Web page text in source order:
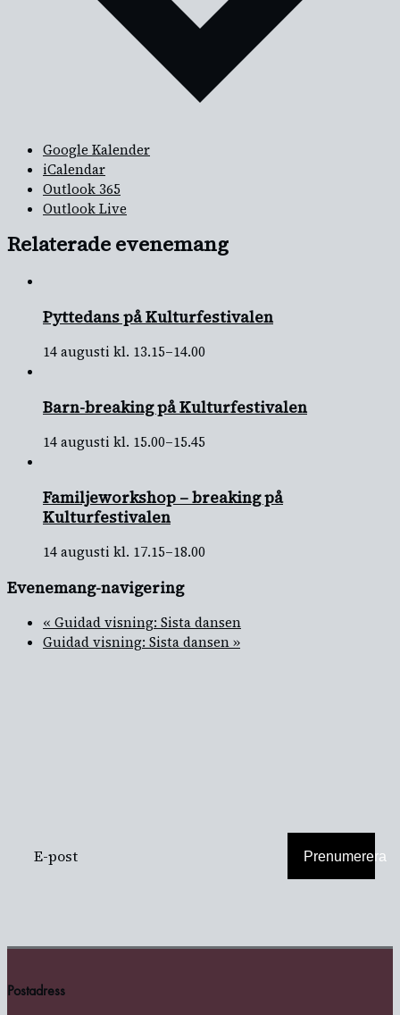
Google Kalender
iCalendar
Outlook 365
Outlook Live
Relaterade evenemang
Pyttedans på Kulturfestivalen
14 augusti kl. 13.15–14.00
Barn-breaking på Kulturfestivalen
14 augusti kl. 15.00–15.45
Familjeworkshop – breaking på
Kulturfestivalen
14 augusti kl. 17.15–18.00
Evenemang-navigering
« Guidad visning: Sista dansen
Guidad visning: Sista dansen»
Prenumerera
Postadress